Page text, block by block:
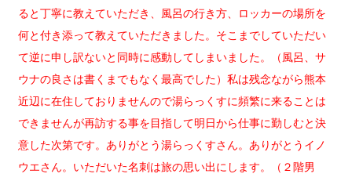
ると丁寧に教えていただき、風呂の行き方、ロッカーの場所を
何と付き添って教えていただきました。そこまでしていただい
て逆に申し訳ないと同時に感動してしまいました。（風呂、サ
ウナの良さは書くまでもなく最高でした）私は残念ながら熊本
近辺に在住しておりませんので湯らっくすに頻繁に来ることは
できませんが再訪する事を目指して明日から仕事に勤しむと決
意した次第です。ありがとう湯らっくすさん。ありがとうイノ
ウエさん。いただいた名刺は旅の思い出にします。（２階男